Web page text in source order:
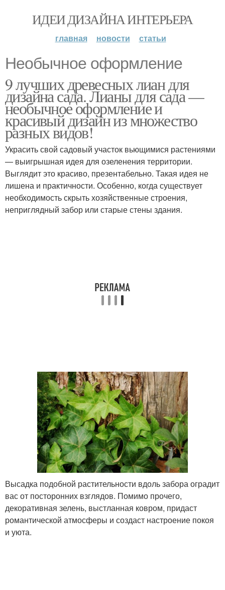
ИДЕИ ДИЗАЙНА ИНТЕРЬЕРА
главная новости статьи
Необычное оформление
9 лучших древесных лиан для
дизайна сада. Лианы для сада —
необычное оформление и
красивый дизайн из множество
разных видов!
Украсить свой садовый участок вьющимися растениями
— выигрышная идея для озеленения территории.
Выглядит это красиво, презентабельно. Такая идея не
лишена и практичности. Особенно, когда существует
необходимость скрыть хозяйственные строения,
неприглядный забор или старые стены здания.
Высадка подобной растительности вдоль забора оградит
вас от посторонних взглядов. Помимо прочего,
декоративная зелень, выстланная ковром, придаст
романтической атмосферы и создаст настроение покоя
и уюта.